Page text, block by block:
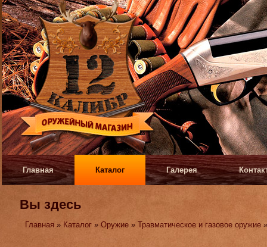
Главная Каталог Галерея
Вы здесь
Главная » Каталог »Оружие »Травматическое и газовое оружие